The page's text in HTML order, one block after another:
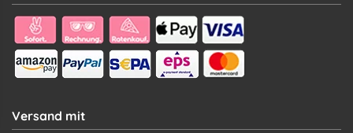
Versand mit